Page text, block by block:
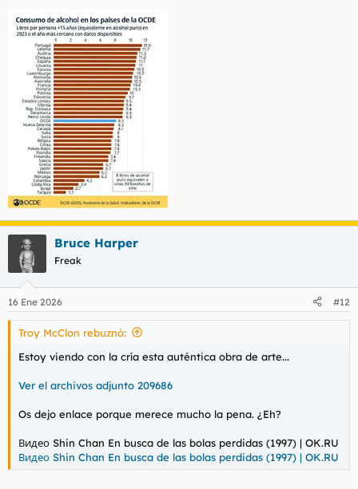
Bruce Harper
Freak
16 Ene 2026 #12
Troy McClon rebuznó:
Estoy viendo con la cría esta auténtica obra de arte...
Ver el archivos adjunto 209686
Os dejo enlace porque merece mucho la pena. ¿Eh?
Видео Shin Chan En busca de las bolas perdidas (1997) | OK.RU
Видео Shin Chan En busca de las bolas perdidas (1997) | OK.RU